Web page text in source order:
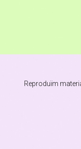
Reproduïm